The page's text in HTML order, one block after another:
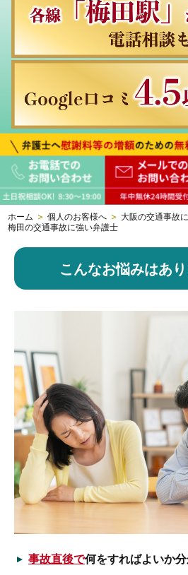
ホーム ＞ 個人のお客様へ ＞ 大阪の交通事故
梅田の交通事故に強い弁護士
こんなお悩みはあ
事故直後で何をすればよいか